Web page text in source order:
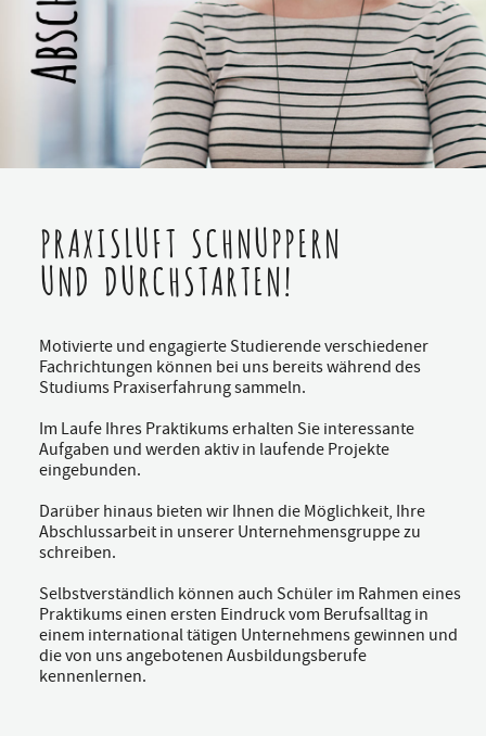
PRAXISLUFT SCHNUPPERN
UND DURCHSTARTEN!
Motivierte und engagierte Studierende verschiedener
Fachrichtungen können bei uns bereits während des
Studiums Praxiserfahrung sammeln.
Im Laufe Ihres Praktikums erhalten Sie interessante
Aufgaben und werden aktiv in laufende Projekte
eingebunden.
Darüber hinaus bieten wir Ihnen die Möglichkeit, Ihre
Abschlussarbeit in unserer Unternehmensgruppe zu
schreiben.
Selbstverständlich können auch Schüler im Rahmen eines
Praktikums einen ersten Eindruck vom Berufsalltag in
einem international tätigen Unternehmens gewinnen und
die von uns angebotenen Ausbildungsberufe
kennenlernen.